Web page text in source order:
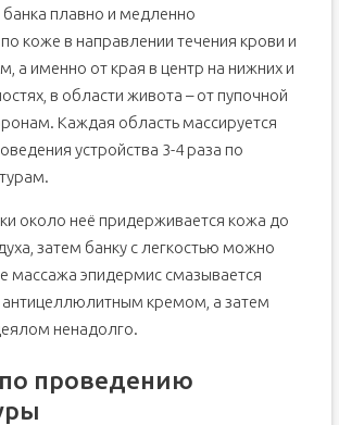
банка плавно и медленно
коже в направлении течения крови и
а именно от края в центр на нижних и
в области живота – от пупочной
Каждая область массируется
устройства 3-4 раза по
около неё придерживается кожа до
затем банку с легкостью можно
массажа эпидермис смазывается
кремом, а затем
ненадолго.
проведению